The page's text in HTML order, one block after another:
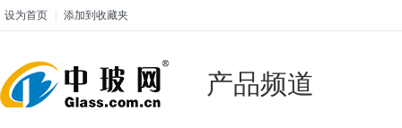
设为首页 添加到收藏夹
产品频道